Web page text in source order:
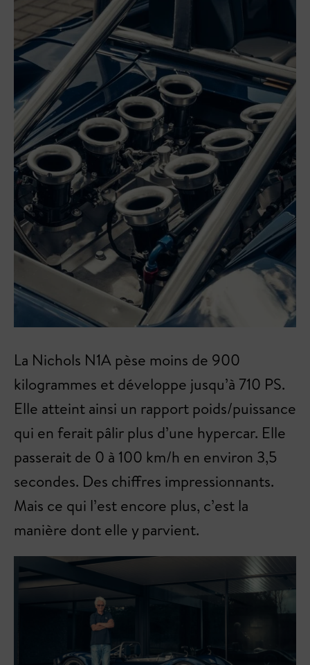
La Nichols N1A pèse moins de 900
kilogrammes et développe jusqu’à 710 PS.
Elle atteint ainsi un rapport poids/puissance
qui en ferait pâlir plus d’une hypercar. Elle
passerait de 0 à 100 km/h en environ 3,5
secondes. Des chiffres impressionnants.
Mais ce qui l’est encore plus, c’est la
manière dont elle y parvient.